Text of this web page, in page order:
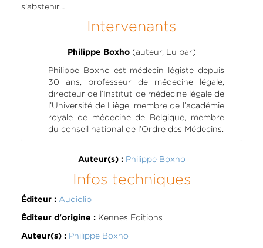
s’abstenir…
Intervenants
Philippe Boxho(auteur, Lu par)
Philippe Boxho est médecin légiste depuis
30 ans, professeur de médecine légale,
directeur de l’Institut de médecine légale de
l’Université de Liège, membre de l’académie
royale de médecine de Belgique, membre
du conseil national de l’Ordre des Médecins.
Auteur(s) : Philippe Boxho
Infos techniques
Éditeur : Audiolib
Éditeur d'origine :Kennes Editions
Auteur(s) : Philippe Boxho